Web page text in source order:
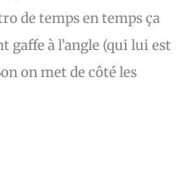
de temps en temps ça
gaffe à l’angle (qui lui est
on met de côté les